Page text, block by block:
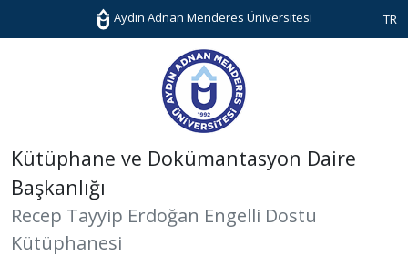
Aydın Adnan Menderes Üniversitesi TR
Kütüphane ve Dokümantasyon Daire
Başkanlığı
Recep Tayyip Erdoğan Engelli Dostu
Kütüphanesi